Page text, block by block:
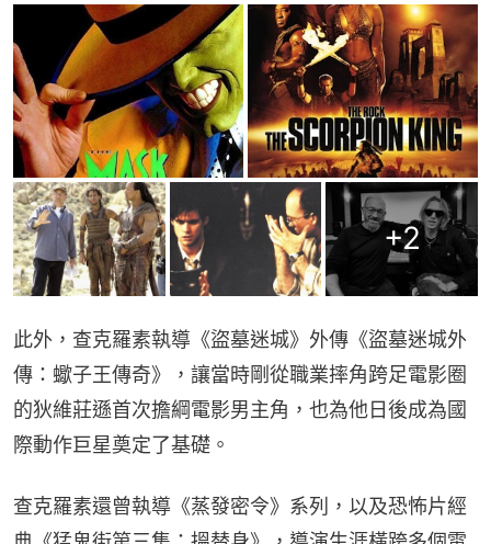
+2
此外，查克羅素執導《盜墓迷城》外傳《盜墓迷城外
傳：蠍子王傳奇》，讓當時剛從職業摔角跨足電影圈
的狄維莊遜首次擔綱電影男主角，也為他日後成為國
際動作巨星奠定了基礎。
查克羅素還曾執導《蒸發密令》系列，以及恐怖片經